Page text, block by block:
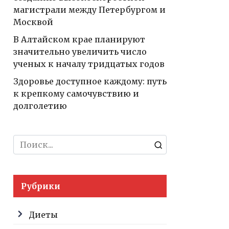
магистрали между Петербургом и
Москвой
В Алтайском крае планируют
значительно увеличить число
ученых к началу тридцатых годов
Здоровье доступное каждому: путь
к крепкому самочувствию и
долголетию
Search
for:
Рубрики
Диеты